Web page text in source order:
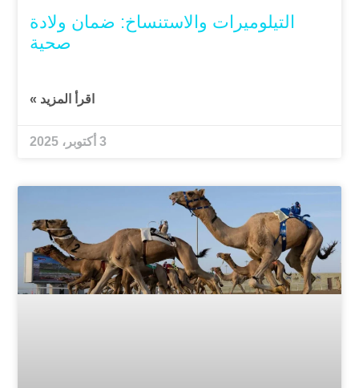
التيلوميرات والاستنساخ: ضمان ولادة
صحية
اقرأ المزيد »
3 أكتوبر، 2025